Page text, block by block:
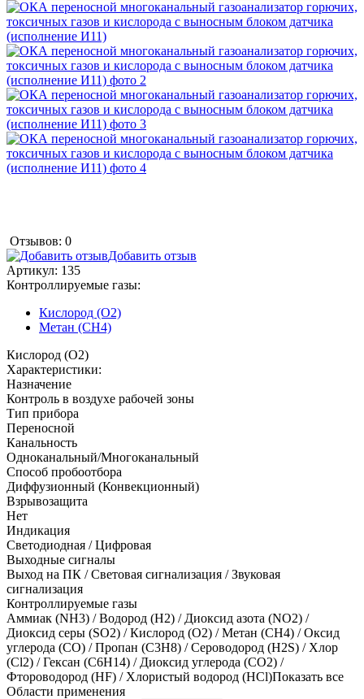
Отзывов: 0
Добавить отзыв
Артикул: 135
Контроллируемые газы:
Кислород (O2)
Метан (CH4)
Кислород (O2)
Характеристики:
Назначение
Контроль в воздухе рабочей зоны
Тип прибора
Переносной
Канальность
Одноканальный/Многоканальный
Способ пробоотбора
Диффузионный (Конвекционный)
Взрывозащита
Нет
Индикация
Светодиодная / Цифровая
Выходные сигналы
Выход на ПК / Световая сигнализация / Звуковая
сигнализация
Контроллируемые газы
Аммиак (NH3) /Водород (H2) / Диоксид азота (NO2) /
Диоксид серы (SO2) /Кислород (O2) /Метан (CH4) /Оксид
углерода (CO) /Пропан (C3H8) /Сероводород (H2S) / Хлор
(Cl2) /Гексан (C6H14) / Диоксид углерода (CO2) /
Фтороводород (HF) / Хлористый водород (HCl)Показать все
Области применения